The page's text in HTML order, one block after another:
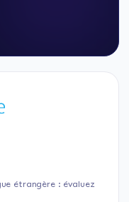
étrangère : évaluez